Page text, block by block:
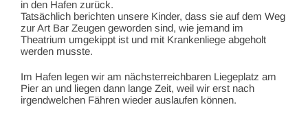
in den Hafen zurück.
Tatsächlich berichten unsere Kinder, dass sie auf dem Weg
zur Art Bar Zeugen geworden sind, wie jemand im
Theatrium umgekippt ist und mit Krankenliege abgeholt
werden musste.
Im Hafen legen wir am nächsterreichbaren Liegeplatz am
Pier an und liegen dann lange Zeit, weil wir erst nach
irgendwelchen Fähren wieder auslaufen können.